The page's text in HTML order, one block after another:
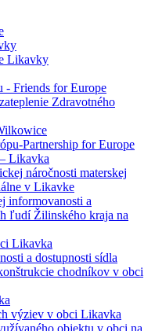
Likavky
- Friends for Europe
Zdravotného
Partnership for Europe
Likavka
náročnosti materskej
v Likavke
informovanosti a
ľudí Žilinského kraja na
Likavka
a dostupnosti sídla
chodníkov v obci
výziev v obci Likavka
objektu v obci na